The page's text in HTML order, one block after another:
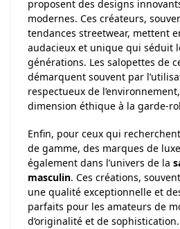
proposent des designs
modernes. Ces créateurs,
tendances streetwear, mettent
audacieux et unique qui séduit
générations. Les salopettes de
démarquent souvent par
respectueux de
dimension éthique à la garde-
Enfin, pour ceux qui
de gamme, des marques de
également dans l’univers de la
masculin. Ces créations,
une qualité exceptionnelle et
parfaits pour les amateurs de
d’originalité et de sophistication.